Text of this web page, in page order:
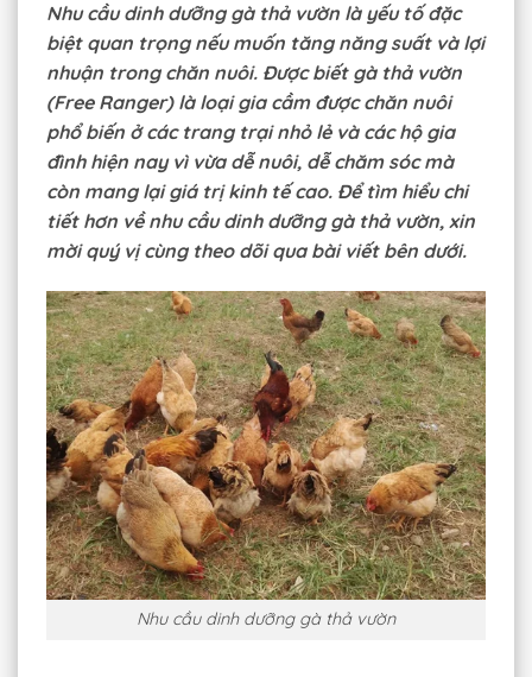
Nhu cầu dinh dưỡng gà thả vườn là yếu tố đặc
biệt quan trọng nếu muốn tăng năng suất và lợi
nhuận trong chăn nuôi. Được biết gà thả vườn
(Free Ranger) là loại gia cầm được chăn nuôi
phổ biến ở các trang trại nhỏ lẻ và các hộ gia
đình hiện nay vì vừa dễ nuôi, dễ chăm sóc mà
còn mang lại giá trị kinh tế cao. Để tìm hiểu chi
tiết hơn về nhu cầu dinh dưỡng gà thả vườn, xin
mời quý vị cùng theo dõi qua bài viết bên dưới.
Nhu cầu dinh dưỡng gà thả vườn